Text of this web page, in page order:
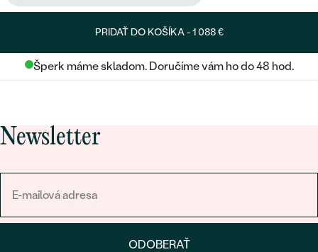
PRIDAŤ DO KOŠÍKA -1 088 €
Šperk máme skladom. Doručíme vám ho do 48 hod.
Newsletter
ODOBERAŤ